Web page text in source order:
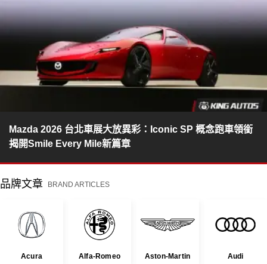
Mazda 2026 台北車展大放異彩：Iconic SP 概念跑車領銜
揭開Smile Every Mile新篇章
品牌文章 BRAND ARTICLES
Acura Alfa-Romeo Aston-Martin Audi